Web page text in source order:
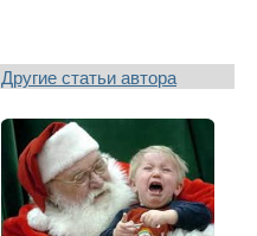
Другие статьи автора